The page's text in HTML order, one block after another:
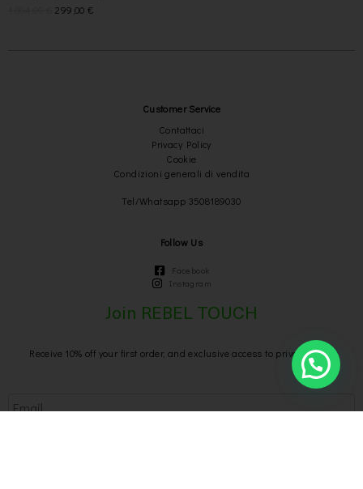
299,00€
Customer Service
Contattaci
Privacy Policy
Cookie
Condizioni generali di vendita
Tel/Whatsapp 3508189030
Follow Us
Facebook
Instagram
Join REBEL TOUCH
Receive 10% off your first order, and exclusive access to private sales